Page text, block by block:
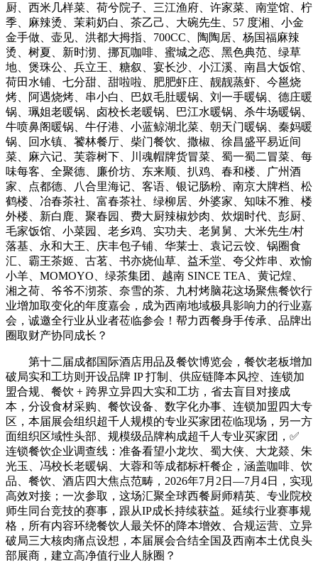
厨、西米几样菜、荷兮院子、三江渔府、许家菜、南堂馆、柠
季、麻辣烫、茉莉奶白、茶乙己、大碗先生、57 度湘、小金
金手做、壶见、洪都大拇指、700CC、陶陶居、杨国福麻辣
烫、树夏、新时沏、挪瓦咖啡、蜜城之恋、黑色典范、绿草
地、煲珠公、兵立王、糖叙、宴长沙、小江溪、南昌大饭馆、
荷田水铺、七分甜、甜啦啦、肥肥虾庄、靓靓蒸虾、今邕烧
烤、阿遇烧烤、串小白、巴奴毛肚暖锅、刘一手暖锅、德庄暖
锅、珮姐老暖锅、卤校长老暖锅、巴江水暖锅、杀牛场暖锅、
牛喷鼻阁暖锅、牛仔港、小蓝鲸湖北菜、朝天门暖锅、秦妈暖
锅、回水镇、饕林餐厅、柴门餐饮、撒椒、徐昌盛平易近间
菜、麻六记、芙蓉树下、川魂帽牌货冒菜、蜀一蜀二冒菜、每
味每客、全聚德、廉价坊、东来顺、扒鸡、春和楼、广州酒
家、点都德、八合里海记、客语、银记肠粉、南京大牌档、松
鹤楼、冶春茶社、富春茶社、绿柳居、外婆家、知味不雅、楼
外楼、新白鹿、聚春园、费大厨辣椒炒肉、炊烟时代、彭厨、
毛家饭馆、小菜园、老乡鸡、实功夫、老舅舅、大米先生/村
落基、永和大王、庆丰包子铺、华莱士、袁记云饺、锅圈食
汇、霸王茶姬、古茗、书亦烧仙草、益禾堂、夸父炸串、欢愉
小羊、MOMOYO、绿茶集团、越南 SINCE TEA、黄记煌、
湘之荷、爷爷不沏茶、奈雪的茶、九村烤脑花这场聚焦餐饮行
业增加取变化的年度嘉会，成为西南地域极具影响力的行业嘉
会，诚邀全行业从业者莅临参会！帮力西餐身手传承、品牌出
圈取财产协同成长？
第十二届成都国际酒店用品及餐饮博览会，餐饮老板增加
破局实和工坊则开设品牌 IP 打制、供应链降本风控、连锁加
盟合规、餐饮 + 跨界立异四大实和工坊，省去盲目对接成
本，分设食材采购、餐饮设备、数字化办事、连锁加盟四大专
区，本届展会组织超千人规模的专业买家团莅临现场，另一方
面组织区域性头部、规模级品牌构成超千人专业买家团，✅
连锁餐饮企业调查线：准备看望小龙坎、蜀大侠、大龙燚、朱
光玉、冯校长老暖锅、大蓉和等成都标杆餐企，涵盖咖啡、饮
品、餐饮、酒店四大焦点范畴，2026年7月2日—7月4日，实现
高效对接；一次参取，这场汇聚全球西餐厨师精英、专业院校
师生同台竞技的赛事，跟从IP成长持续获益。延续行业赛事规
格，所有内容环绕餐饮人最关怀的降本增效、合规运营、立异
破局三大核肉痛点设想，本届展会合结全国及西南本土优良头
部展商，建立高净值行业人脉圈？